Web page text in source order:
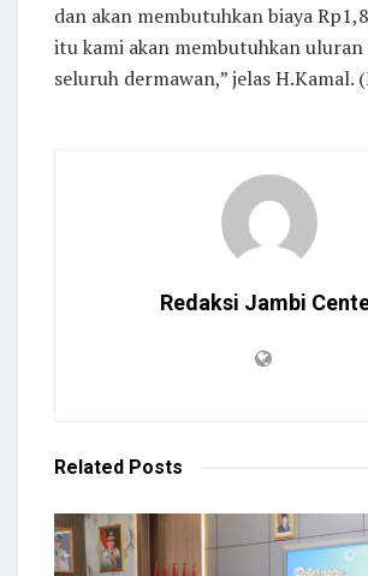
dan akan membutuhkan biaya
itu kami akan membutuhkan
seluruh dermawan,” jelas H.Kamal.
Redaksi Jambi
Related Posts